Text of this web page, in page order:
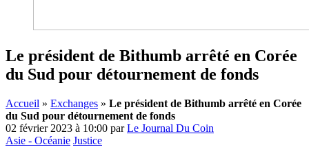
Le président de Bithumb arrêté en Corée
du Sud pour détournement de fonds
Accueil » Exchanges » Le président de Bithumb arrêté en Corée
du Sud pour détournement de fonds
02 février 2023 à 10:00 parLe Journal Du Coin
Asie - Océanie Justice